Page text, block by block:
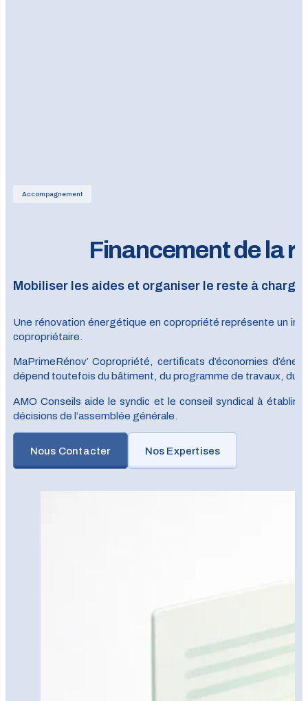
Accompagnement
Financement de la
Mobiliser les aides et organiser le reste à
Une rénovation énergétique en copropriété représente un
copropriétaire.
MaPrimeRénov’ Copropriété, certificats d’économies
dépend toutefois du bâtiment, du programme de travaux, du
AMO Conseils aide le syndic et le conseil syndical à établir
décisions de l’assemblée générale.
Nous Contacter Nos Expertises